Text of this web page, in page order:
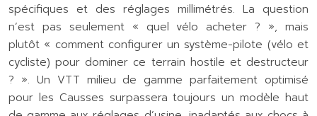
spécifiques et des réglages millimétrés. La question
n’est pas seulement « quel vélo acheter ? », mais
plutôt « comment configurer un système-pilote (vélo et
cycliste) pour dominer ce terrain hostile et destructeur
? ». Un VTT milieu de gamme parfaitement optimisé
pour les Causses surpassera toujours un modèle haut